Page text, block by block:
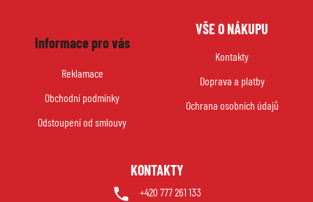
Informace pro vás
Reklamace
Obchodní podmínky
Odstoupení od smlouvy
VŠE O NÁKUPU
Kontakty
Doprava a platby
Ochrana osobních údajů
KONTAKTY
+420 777 261 133